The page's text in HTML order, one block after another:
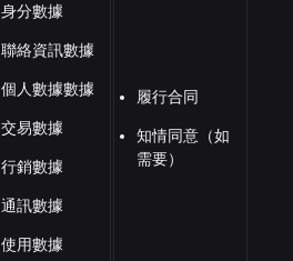
身分數據
聯絡資訊數據
個人數據數據
交易數據
行銷數據
通訊數據
使用數據
履行合同
知情同意（如
需要）